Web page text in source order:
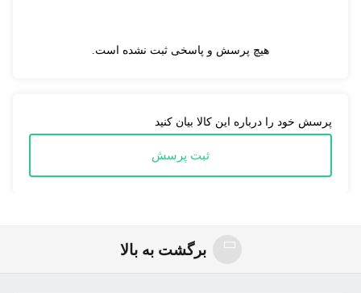
هیچ پرسش و پاسخی ثبت نشده است.
پرسش خود را درباره این کالا بیان کنید
ثبت پرسش
برگشت به بالا